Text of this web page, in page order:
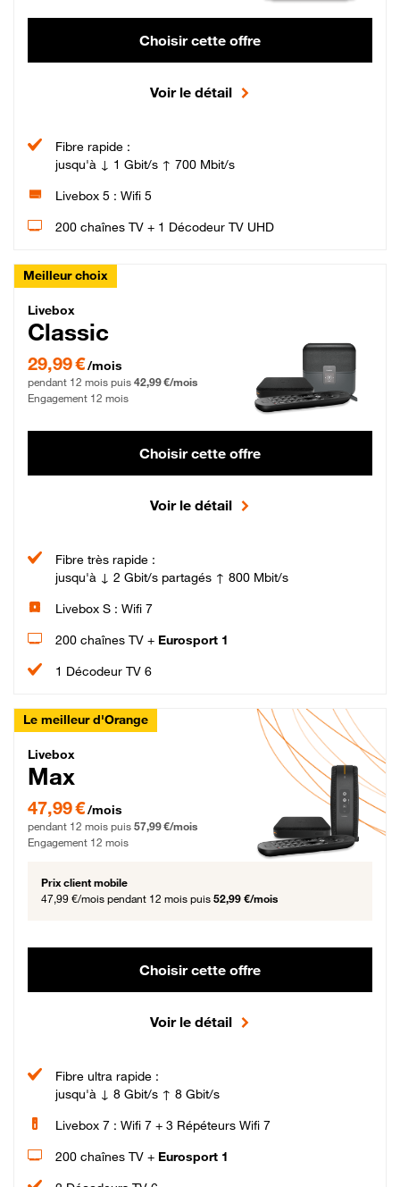
Choisir cette offre
Voir le détail
Fibre rapide :
jusqu'à ↓ 1 Gbit/s ↑ 700 Mbit/s
Livebox 5 : Wifi 5
200 chaînes TV + 1 Décodeur TV UHD
Meilleur choix
Livebox Classic Fibre
Livebox
Classic
29,99 € par mois pendant 12 mois puis 42,99 € par mois, Engagement 12 mois
29,99 €/mois
pendant 12 mois puis 42,99 €/mois
Engagement 12 mois
Choisir cette offre
Voir le détail
Fibre très rapide :
jusqu'à ↓ 2 Gbit/s partagés ↑ 800 Mbit/s
Livebox S : Wifi 7
200 chaînes TV + Eurosport 1
1 Décodeur TV 6
Le meilleur d'Orange
Livebox Max Fibre
Livebox
Max
47,99 € par mois pendant 12 mois puis 57,99 € par mois, Engagement 12 mois
47,99 €/mois
pendant 12 mois puis 57,99 €/mois
Engagement 12 mois
Prix client mobile
47,99 €/mois pendant 12 mois puis 52,99 €/mois
Choisir cette offre
Voir le détail
Fibre ultra rapide :
jusqu'à ↓ 8 Gbit/s ↑ 8 Gbit/s
Livebox 7 : Wifi 7 + 3 Répéteurs Wifi 7
200 chaînes TV + Eurosport 1